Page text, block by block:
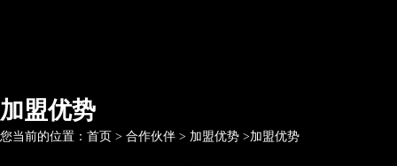
加盟优势
您当前的位置： 首页 > 合作伙伴 > 加盟优势 >加盟优势